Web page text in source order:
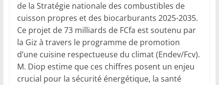
de la Stratégie nationale des combustibles de
cuisson propres et des biocarburants 2025-2035.
Ce projet de 73 milliards de FCfa est soutenu par
la Giz à travers le programme de promotion
d’une cuisine respectueuse du climat (Endev/Fcv).
M. Diop estime que ces chiffres posent un enjeu
crucial pour la sécurité énergétique, la santé